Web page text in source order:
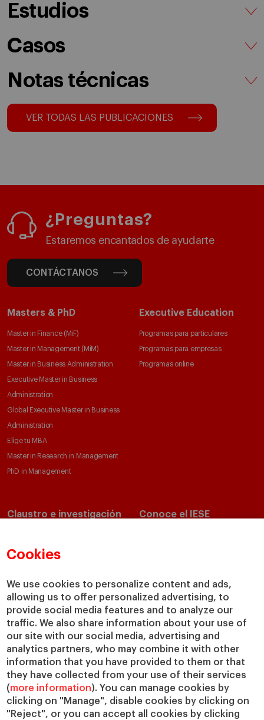
Cookies
We use cookies to personalize content and ads,
allowing us to offer personalized advertising, to
provide social media features and to analyze our
traffic. We also share information about your use of
our site with our social media, advertising and
analytics partners, who may combine it with other
information that you have provided to them or that
they have collected from your use of their services
(more information). You can manage cookies by
clicking on "Manage", disable cookies by clicking on
"Reject", or you can accept all cookies by clicking
Estudios
Casos
Notas técnicas
VER TODAS LAS PUBLICACIONES
¿Preguntas?
Estaremos encantados de ayudarte
CONTÁCTANOS
Masters & PhD
Master in Finance (MiF)
Master in Management (MiM)
Master in Business Administration
Executive Master in Business
Administration
Global Executive Master in Business
Administration
Elige tu MBA
Master in Research in Management
PhD in Management
Executive Education
Programas para particulares
Programas para empresas
Programas online
Claustro e investigación
Departamentos académicos
Cátedras
IESE Insight
IESE Publishing
Conoce el IESE
Nuestro impacto
Colabora con el IESE
Servicios
Biblioteca
Canal de Compliance
Capellanía
IESE Shop
Jobs @IESE